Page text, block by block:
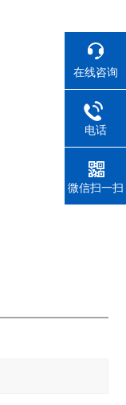
在线咨询
电话
微信扫一扫